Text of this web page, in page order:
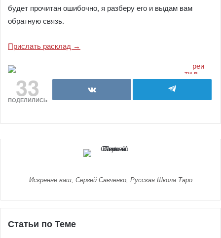
будет прочитан ошибочно, я разберу его и выдам вам
обратную связь.
Прислать расклад →
33
ПОДЕЛИЛИСЬ
Искренне ваш, Сергей Савченко, Русская Школа Таро
Статьи по Теме